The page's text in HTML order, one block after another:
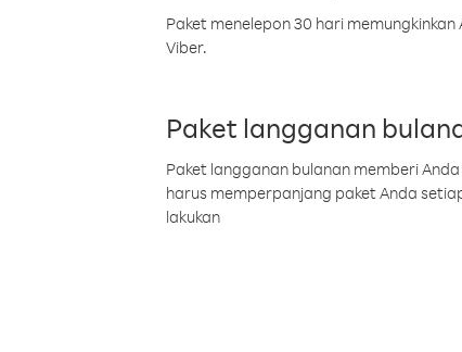
Paket menelepon 30 hari
Viber.
Paket langganan
Paket langganan bulanan memberi
harus memperpanjang paket Anda
lakukan